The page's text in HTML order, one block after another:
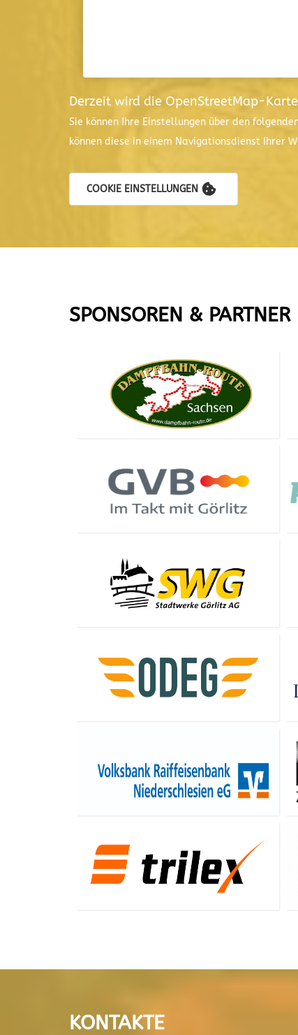
Derzeit wird die OpenStreetMap-
Sie können Ihre Einstellungen über den
können diese in einem Navigationsdienst Ihrer
COOKIE EINSTELLUNGEN
SPONSOREN & PARTNER
KONTAKTE